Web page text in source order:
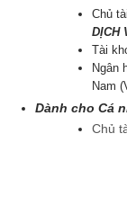
Chủ
DỊCH
Tài
Ngân
Nam
Dành cho Cá
Chủ